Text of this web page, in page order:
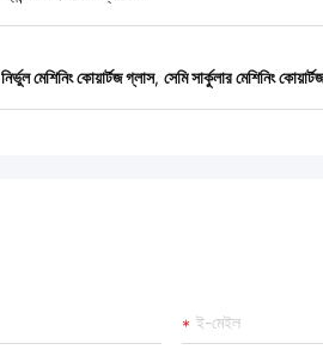
নির্ভুল মেশিনিং কোয়ার্টজ গ্লাস, সেমি সার্কুলার মেশিনিং